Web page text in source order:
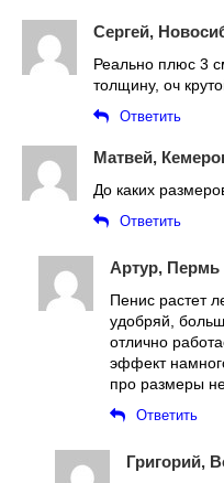
Сергей,
Реально плюс 3
толщину, оч
Ответить
Матвей,
До каких
Ответить
Артур, Пермь
Пенис растет
удобряй,
отлично
эффект
про размеры
Ответить
Григорий,